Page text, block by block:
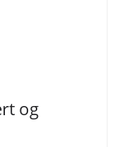
og